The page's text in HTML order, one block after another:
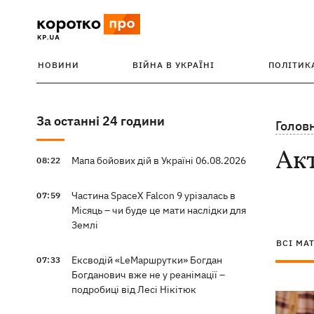
НОВИНИ ВІЙНА В УКРАЇНІ
За останні 24 години
08:22 Мапа бойових дій в Україні 06.08.2026
07:59
Частина SpaceX Falcon 9 урізалась в
Місяць – чи буде це мати наслідки для
Землі
07:33
Ексводій «LeМаршрутки» Богдан
Богданович вже не у реанімації –
подробиці від Лесі Нікітюк
ВСІ